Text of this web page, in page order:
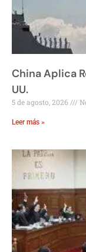
China Aplica
UU.
5 de agosto, 2026
Leer más »